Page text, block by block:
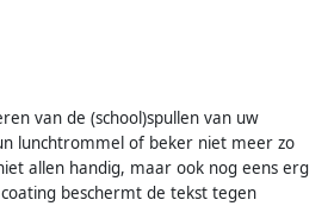
van de (school)spullen van uw
lunchtrommel of beker niet meer zo
allen handig, maar ook nog eens erg
beschermt de tekst tegen